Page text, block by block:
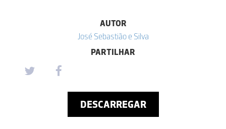
AUTOR
José Sebastião e Silva
PARTILHAR
DESCARREGAR